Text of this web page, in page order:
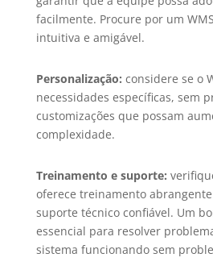
facilmente. Procure por um
intuitiva e amigável.
Personalização: considere se o
necessidades específicas, sem
customizações que possam
complexidade.
Treinamento e suporte:
oferece treinamento
suporte técnico confiável. Um
essencial para resolver
sistema funcionando sem